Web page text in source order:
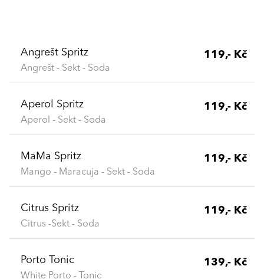
Angrešt Spritz
Angrešt - Sekt - Soda
119,- Kč
Aperol Spritz
Aperol - Sekt - Soda
119,- Kč
MaMa Spritz
Mango - Maracuja - Sekt - Soda
119,- Kč
Citrus Spritz
Citrus -Sekt - Soda
119,- Kč
Porto Tonic
White Porto - Tonic
139,- Kč